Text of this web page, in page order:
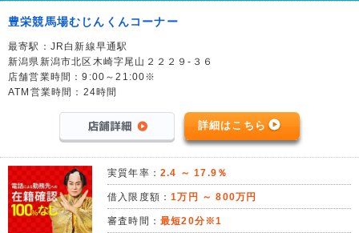
豊栄競馬場むじんくんコーナー
最寄駅：JR白新線早通駅
新潟県新潟市北区木崎字尾山２２２９-３６
店舗営業時間：9:00～21:00※
ATM営業時間：24時間
詳細はこちら
実質年率： 2.4 ～ 17.9％
借入限度額：1万円 ～ 800万円
審査時間： 最短20分※1